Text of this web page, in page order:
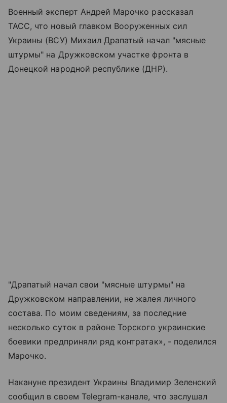
Военный эксперт Андрей Марочко рассказал
ТАСС, что новый главком Вооруженных сил
Украины (ВСУ) Михаил Драпатый начал "мясные
штурмы" на Дружковском участке фронта в
Донецкой народной республике (ДНР).
"Драпатый начал свои "мясные штурмы" на
Дружковском направлении, не жалея личного
состава. По моим сведениям, за последние
несколько суток в районе Торского украинские
боевики предприняли ряд контратак», - поделился
Марочко.
Накануне президент Украины Владимир Зеленский
сообщил в своем Telegram-канале, что заслушал